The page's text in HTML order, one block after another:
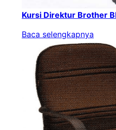
Kursi Direktur Brother
Baca selengkapnya